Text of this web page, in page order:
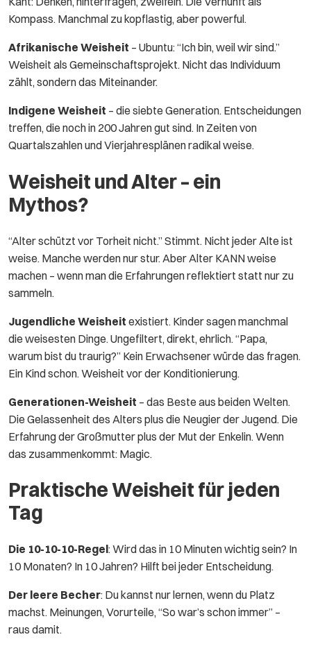
Kompass. Manchmal zu kopflastig, aber powerful.
Afrikanische Weisheit – Ubuntu: “Ich bin, weil wir sind.”
Weisheit als Gemeinschaftsprojekt. Nicht das Individuum
zählt, sondern das Miteinander.
Indigene Weisheit – die siebte Generation. Entscheidungen
treffen, die noch in 200 Jahren gut sind. In Zeiten von
Quartalszahlen und Vierjahresplänen radikal weise.
Weisheit und Alter – ein
Mythos?
“Alter schützt vor Torheit nicht.” Stimmt. Nicht jeder Alte ist
weise. Manche werden nur stur. Aber Alter KANN weise
machen – wenn man die Erfahrungen reflektiert statt nur zu
sammeln.
Jugendliche Weisheit existiert. Kinder sagen manchmal
die weisesten Dinge. Ungefiltert, direkt, ehrlich. “Papa,
warum bist du traurig?” Kein Erwachsener würde das fragen.
Ein Kind schon. Weisheit vor der Konditionierung.
Generationen-Weisheit – das Beste aus beiden Welten.
Die Gelassenheit des Alters plus die Neugier der Jugend. Die
Erfahrung der Großmutter plus der Mut der Enkelin. Wenn
das zusammenkommt: Magic.
Praktische Weisheit für jeden
Tag
Die 10-10-10-Regel: Wird das in 10 Minuten wichtig sein? In
10 Monaten? In 10 Jahren? Hilft bei jeder Entscheidung.
Der leere Becher: Du kannst nur lernen, wenn du Platz
machst. Meinungen, Vorurteile, “So war’s schon immer” –
raus damit.